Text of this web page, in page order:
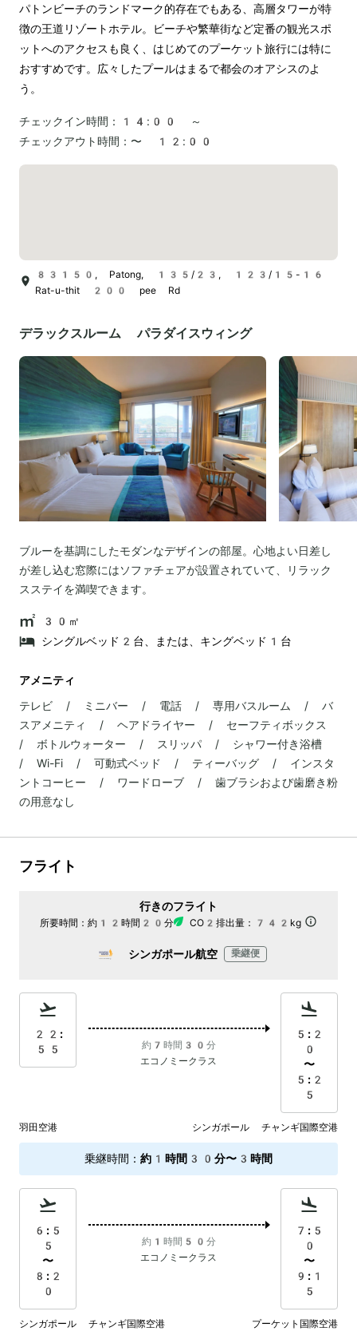
パトンビーチのランドマーク的存在でもある、高層タワーが特
徴の王道リゾートホテル。ビーチや繁華街など定番の観光スポ
ットへのアクセスも良く、はじめてのプーケット旅行には特に
おすすめです。広々したプールはまるで都会のオアシスのよ
う。
チェックイン時間：
14:00 ～
チェックアウト時間： 〜 12:00
83150, Patong, 135/23, 123/15-16
Rat-u-thit 200 pee Rd
デラックスルーム パラダイスウィング
ブルーを基調にしたモダンなデザインの部屋。心地よい日差し
が差し込む窓際にはソファチェアが設置されていて、リラック
スステイを満喫できます。
30㎡
シングルベッド2台、または、キングベッド1台
アメニティ
テレビ / ミニバー / 電話 / 専用バスルーム / バ
スアメニティ / ヘアドライヤー / セーフティボックス
/ ボトルウォーター / スリッパ / シャワー付き浴槽
/ Wi-Fi / 可動式ベッド / ティーバッグ / インスタ
ントコーヒー / ワードローブ / 歯ブラシおよび歯磨き粉
の用意なし
フライト
行きのフライト
所要時間： 約12時間20分 CO2排出量： 742kg
シンガポール航空 乗継便
22:
55
約7時間30分
エコノミークラス
5:2
0
〜
5:2
5
羽田空港 シンガポール チャンギ国際空港
乗継時間 ： 約1時間30分〜3時間
6:5
5
〜
8:2
0
約1時間50分
エコノミークラス
7:5
0
〜
9:1
5
シンガポール チャンギ国際空港 プーケット国際空港